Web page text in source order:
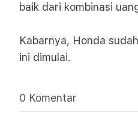
baik dari kombinasi
Kabarnya, Honda
ini dimulai.
0 Komentar